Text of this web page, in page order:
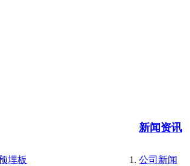
埋板
新闻资讯
公司新闻